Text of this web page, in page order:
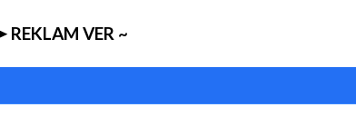
REKLAM VER ~